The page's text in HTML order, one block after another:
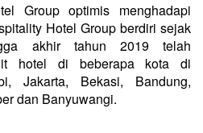
Group optimis menghadapi
Hotel Group berdiri sejak
akhir tahun 2019 telah
hotel di beberapa kota di
Jakarta, Bekasi, Bandung,
dan Banyuwangi.